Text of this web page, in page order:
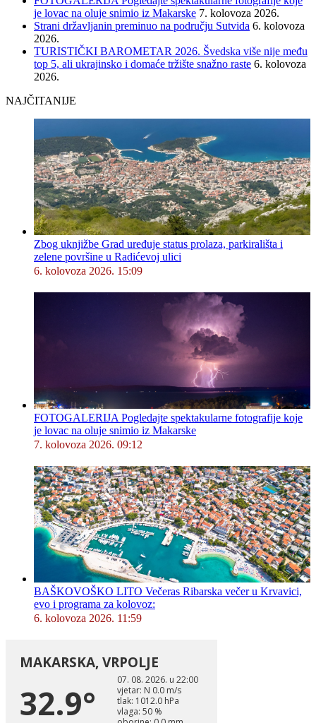
je lovac na oluje snimio iz Makarske 7. kolovoza 2026.
Strani državljanin preminuo na području Sutvida 6. kolovoza
2026.
TURISTIČKI BAROMETAR 2026. Švedska više nije među
top 5, ali ukrajinsko i domaće tržište snažno raste 6. kolovoza
2026.
NAJČITANIJE
Zbog uknjižbe Grad uređuje status prolaza, parkirališta i
zelene površine u Radićevoj ulici
6. kolovoza 2026. 15:09
FOTOGALERIJA Pogledajte spektakularne fotografije koje
je lovac na oluje snimio iz Makarske
7. kolovoza 2026. 09:12
BAŠKOVOŠKO LITO Večeras Ribarska večer u Krvavici,
evo i programa za kolovoz:
6. kolovoza 2026. 11:59